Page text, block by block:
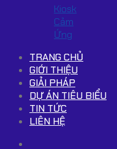
Kiosk
Cảm
Ứng
TRANG CHỦ
GIỚI THIỆU
GIẢI PHÁP
DỰ ÁN TIÊU BIỂU
TIN TỨC
LIÊN HỆ